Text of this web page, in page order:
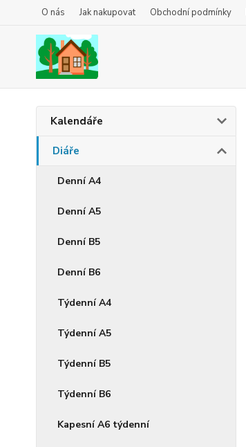
O nás Jak nakupovat Obchodní podmínky
Kalendáře
Diáře
Denní A4
Denní A5
Denní B5
Denní B6
Týdenní A4
Týdenní A5
Týdenní B5
Týdenní B6
Kapesní A6 týdenní